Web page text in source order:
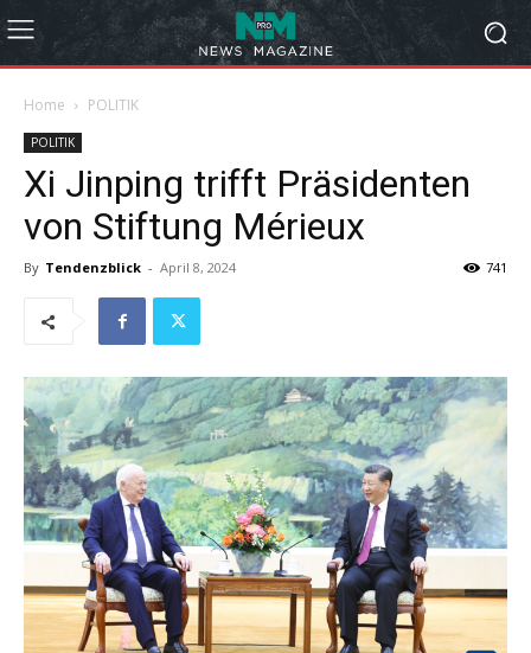
Home POLITIK
POLITIK
Xi Jinping trifft Präsidenten
von Stiftung Mérieux
By Tendenzblick - April 8, 2024 741